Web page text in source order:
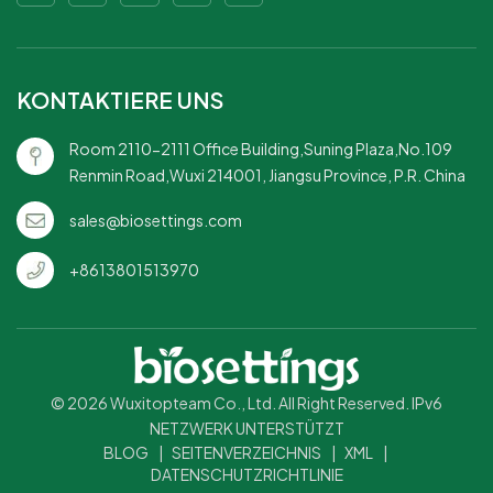
einsetzbar: Ideal für
Vordergrund steht.
KONTAKTIERE UNS
Room 2110-2111 Office Building,Suning Plaza,No.109
Renmin Road,Wuxi 214001, Jiangsu Province, P.R. China
sales@biosettings.com
+8613801513970
© 2026 Wuxitopteam Co., Ltd. All Right Reserved. IPv6
NETZWERK UNTERSTÜTZT
BLOG
SEITENVERZEICHNIS XML
DATENSCHUTZRICHTLINIE